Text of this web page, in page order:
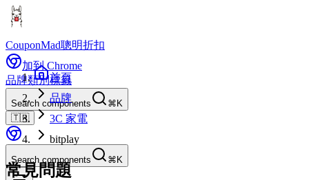
CouponMad聰明折扣
加到 Chrome
品牌類別標籤
Search components
⌘K
🇹🇼
Search components ⌘K
首頁
品牌
3C 家電
bitplay
常見問題